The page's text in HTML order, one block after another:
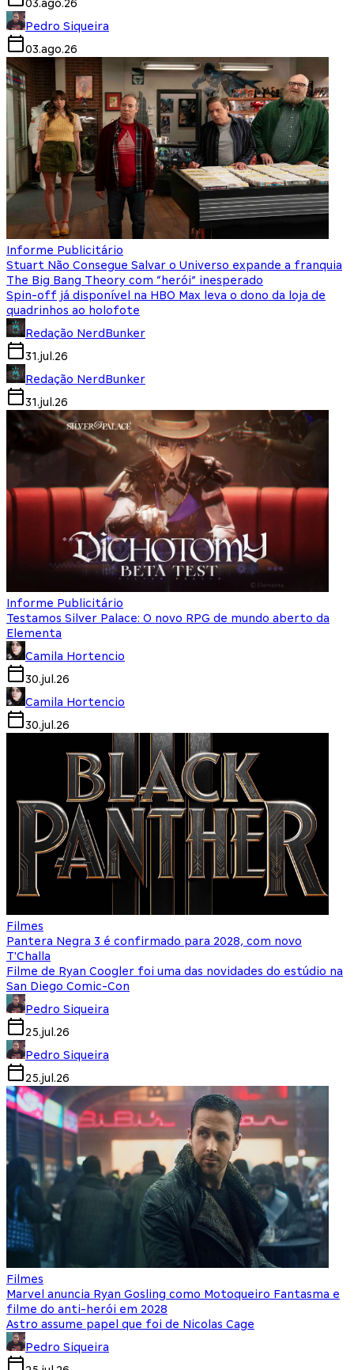
03.ago.26
Pedro Siqueira
03.ago.26
Informe Publicitário
Stuart Não Consegue Salvar o Universo expande a franquia
The Big Bang Theory com “herói” inesperado
Spin-off já disponível na HBO Max leva o dono da loja de
quadrinhos ao holofote
Redação NerdBunker
31.jul.26
Redação NerdBunker
31.jul.26
Informe Publicitário
Testamos Silver Palace: O novo RPG de mundo aberto da
Elementa
Camila Hortencio
30.jul.26
Camila Hortencio
30.jul.26
Filmes
Pantera Negra 3 é confirmado para 2028, com novo
T'Challa
Filme de Ryan Coogler foi uma das novidades do estúdio na
San Diego Comic-Con
Pedro Siqueira
25.jul.26
Pedro Siqueira
25.jul.26
Filmes
Marvel anuncia Ryan Gosling como Motoqueiro Fantasma e
filme do anti-herói em 2028
Astro assume papel que foi de Nicolas Cage
Pedro Siqueira